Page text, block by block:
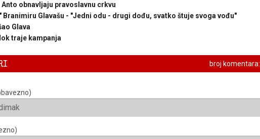
Anto obnavljaju pravoslavnu crkvu
Branimiru Glavašu - "Jedni odu - drugi dođu, svatko štuje svoga vođu"
Glava
traje kampanja
broj komentara: